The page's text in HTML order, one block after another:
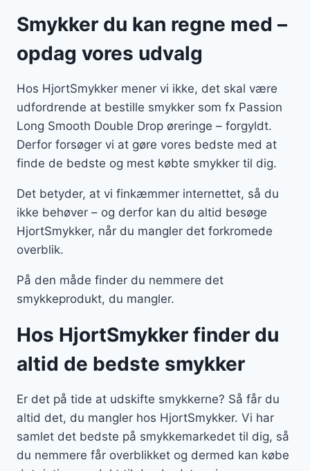
Smykker du kan regne med –
opdag vores udvalg
Hos HjortSmykker mener vi ikke, det skal være
udfordrende at bestille smykker som fx Passion
Long Smooth Double Drop øreringe – forgyldt.
Derfor forsøger vi at gøre vores bedste med at
finde de bedste og mest købte smykker til dig.
Det betyder, at vi finkæmmer internettet, så du
ikke behøver – og derfor kan du altid besøge
HjortSmykker, når du mangler det forkromede
overblik.
På den måde finder du nemmere det
smykkeprodukt, du mangler.
Hos HjortSmykker finder du
altid de bedste smykker
Er det på tide at udskifte smykkerne? Så får du
altid det, du mangler hos HjortSmykker. Vi har
samlet det bedste på smykkemarkedet til dig, så
du nemmere får overblikket og dermed kan købe